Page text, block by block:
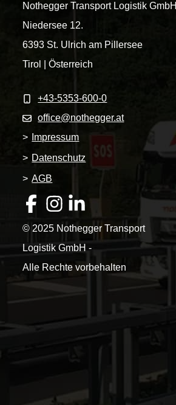
Nothegger Transport Logistik GmbH
Niedersee 12.
6393 St. Ulrich am Pillersee
Tirol | Österreich
+43-5353-600-0
office@nothegger.at
>
Impressum
> Datenschutz
> AGB
© 2025 Nothegger Transport
Logistik GmbH -
Alle Rechte vorbehalten